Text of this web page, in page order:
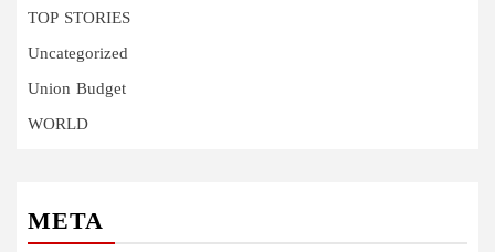
TOP STORIES
Uncategorized
Union Budget
WORLD
META